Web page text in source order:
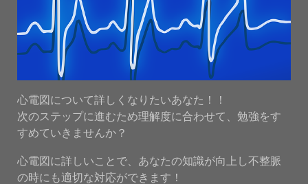
心電図について詳しくなりたいあなた！！
次のステップに進むため理解度に合わせて、勉強をす
すめていきませんか？
心電図に詳しいことで、あなたの知識が向上し不整脈
の時にも適切な対応ができます！